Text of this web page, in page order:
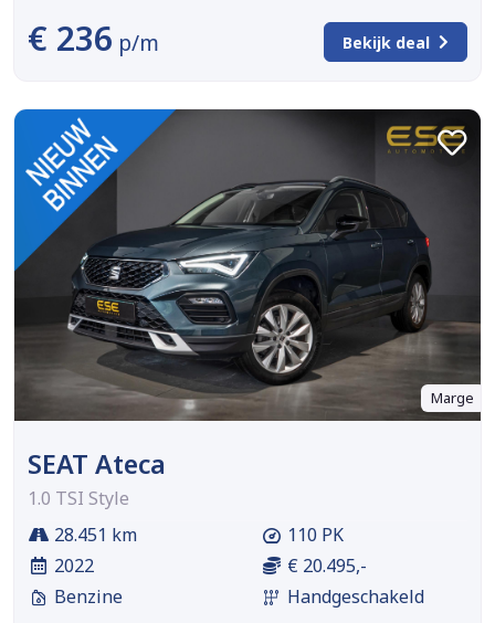
€ 236 p/m Bekijk deal
Marge
SEAT Ateca
1.0 TSI Style
28.451 km
2022
Benzine
110 PK
€ 20.495,-
Handgeschakeld